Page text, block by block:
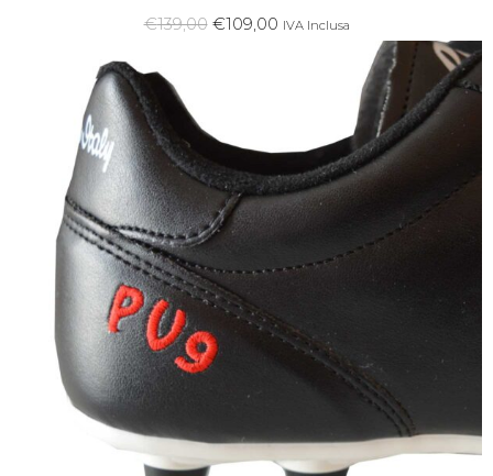
€139,00 €109,00 IVA Inclusa